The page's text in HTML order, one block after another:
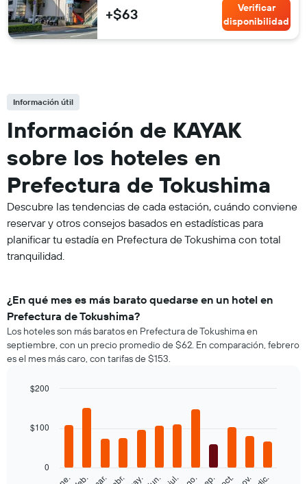
+$63
Verificar
disponibilidad
Información útil
Información de KAYAK
sobre los hoteles en
Prefectura de Tokushima
Descubre las tendencias de cada estación, cuándo conviene
reservar y otros consejos basados en estadísticas para
planificar tu estadía en Prefectura de Tokushima con total
tranquilidad.
¿En qué mes es más barato quedarse en un hotel en
Prefectura de Tokushima?
Los hoteles son más baratos en Prefectura de Tokushima en
septiembre, con un precio promedio de $62. En comparación, febrero
es el mes más caro, con tarifas de $153.
with
jul. oct. dic.
0
$100
$200